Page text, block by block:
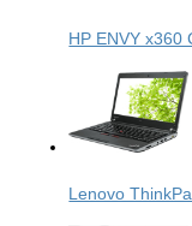
HP ENVY x360
Lenovo